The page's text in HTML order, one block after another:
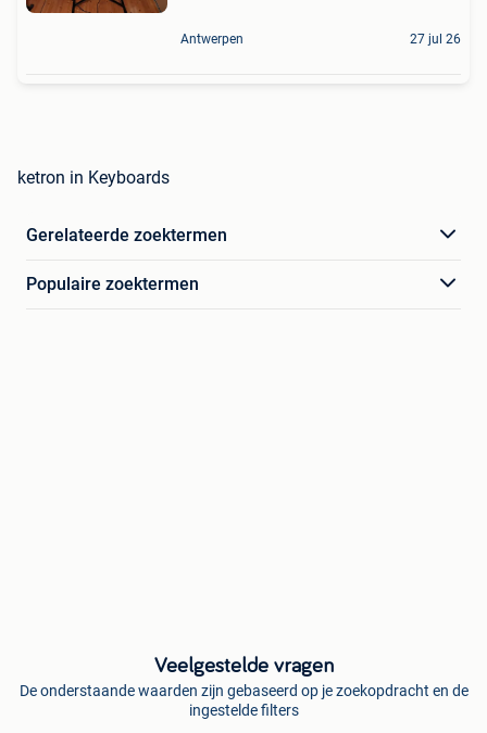
Antwerpen 27 jul 26
ketron in Keyboards
Gerelateerde zoektermen
Populaire zoektermen
Veelgestelde vragen
De onderstaande waarden zijn gebaseerd op je zoekopdracht en de
ingestelde filters